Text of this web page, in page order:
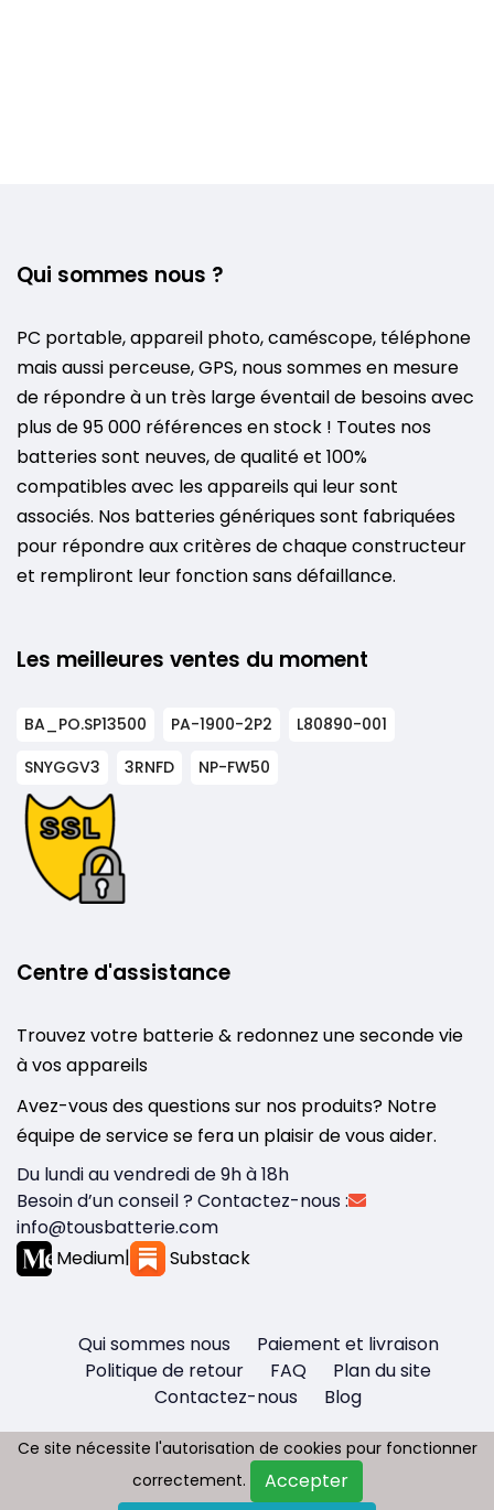
Qui sommes nous ?
PC portable, appareil photo, caméscope, téléphone
mais aussi perceuse, GPS, nous sommes en mesure
de répondre à un très large éventail de besoins avec
plus de 95 000 références en stock ! Toutes nos
batteries sont neuves, de qualité et 100%
compatibles avec les appareils qui leur sont
associés. Nos batteries génériques sont fabriquées
pour répondre aux critères de chaque constructeur
et rempliront leur fonction sans défaillance.
Les meilleures ventes du moment
BA_PO.SP13500 PA-1900-2P2
L80890-001
SNYGGV3
3RNFD NP-FW50
Centre d'assistance
Trouvez votre batterie & redonnez une seconde vie
à vos appareils
Avez-vous des questions sur nos produits? Notre
équipe de service se fera un plaisir de vous aider.
Du lundi au vendredi de 9h à 18h
Besoin d’un conseil ? Contactez-nous :
info@tousbatterie.com
Medium| Substack
Qui sommes nous
Paiement et livraison
Politique de retour
FAQ
Plan du site
Contactez-nous
Blog
Copyright © 2026 - Tous droit réservés
Ce site nécessite l'autorisation de cookies pour fonctionner
correctement.
Accepter
Ce site nécessite l'autorisation de cookies pour fonctionner
correctement.
Accepter